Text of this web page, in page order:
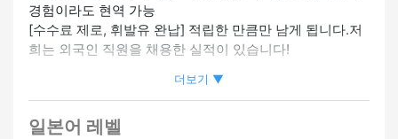
경험이라도 현역 가능
[수수료 제로, 휘발유 완납] 적립한 만큼만 남게 됩니다.저
희는 외국인 직원을 채용한 실적이 있습니다!
② 수수료 (로열티) 전혀 없음
더보기 ▼
일본어 레벨